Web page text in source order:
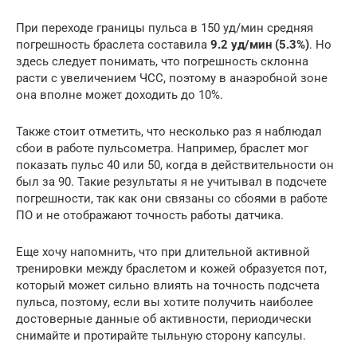
При переходе границы пульса в 150 уд/мин средняя
погрешность браслета составила 9.2 уд/мин (5.3%). Но
здесь следует понимать, что погрешность склонна
расти с увеличением ЧСС, поэтому в анаэробной зоне
она вполне может доходить до 10%.
Также стоит отметить, что несколько раз я наблюдал
сбои в работе пульсометра. Например, браслет мог
показать пульс 40 или 50, когда в действительности он
был за 90. Такие результаты я не учитывал в подсчете
погрешности, так как они связаны со сбоями в работе
ПО и не отображают точность работы датчика.
Еще хочу напомнить, что при длительной активной
тренировки между браслетом и кожей образуется пот,
который может сильно влиять на точность подсчета
пульса, поэтому, если вы хотите получить наиболее
достоверные данные об активности, периодически
снимайте и протирайте тыльную сторону капсулы.